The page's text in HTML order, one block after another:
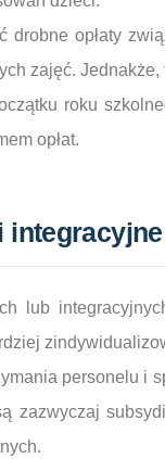
drobne opłaty
zajęć.
roku
opłat.
integracyjne
lub
personelu i
zazwyczaj